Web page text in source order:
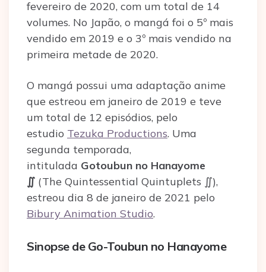
fevereiro de 2020, com um total de 14
volumes. No Japão, o mangá foi o 5º mais
vendido em 2019 e o 3º mais vendido na
primeira metade de 2020.
O mangá possui uma adaptação anime
que estreou em janeiro de 2019 e teve
um total de 12 episódios, pelo
estudio Tezuka Productions. Uma
segunda temporada,
intitulada Gotoubun no Hanayome
∬ (The Quintessential Quintuplets ∬),
estreou dia 8 de janeiro de 2021 pelo
Bibury Animation Studio.
Sinopse de Go-Toubun no Hanayome